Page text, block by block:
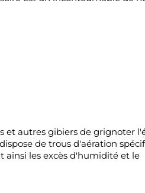
et autres gibiers de grignoter
de trous d'aération
ainsi les excès d'humidité et le